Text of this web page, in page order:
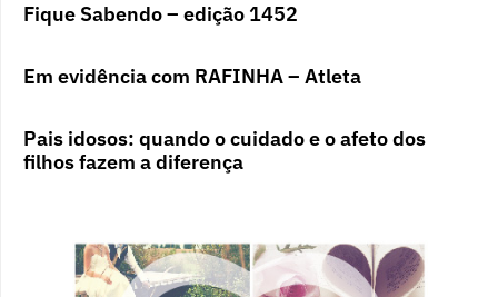
Fique Sabendo – edição 1452
Em evidência com RAFINHA – Atleta
Pais idosos: quando o cuidado e o afeto dos
filhos fazem a diferença